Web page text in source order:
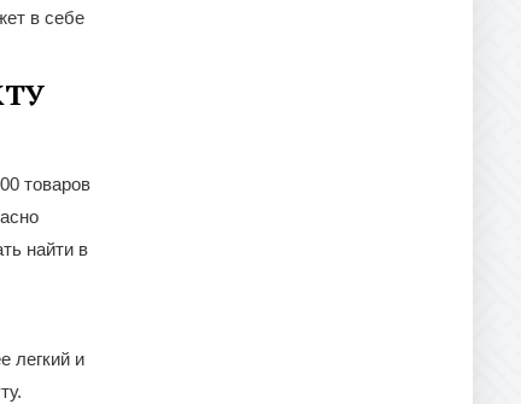
в себе
товаров
найти в
легкий и